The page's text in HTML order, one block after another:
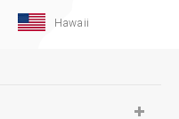
Hawaii